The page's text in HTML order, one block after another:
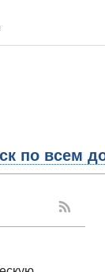
по всем